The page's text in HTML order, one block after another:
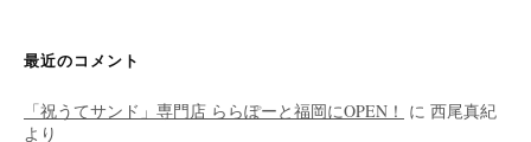
最近のコメント
「祝うてサンド」専門店 ららぽーと福岡にOPEN！ に 西尾真紀
より